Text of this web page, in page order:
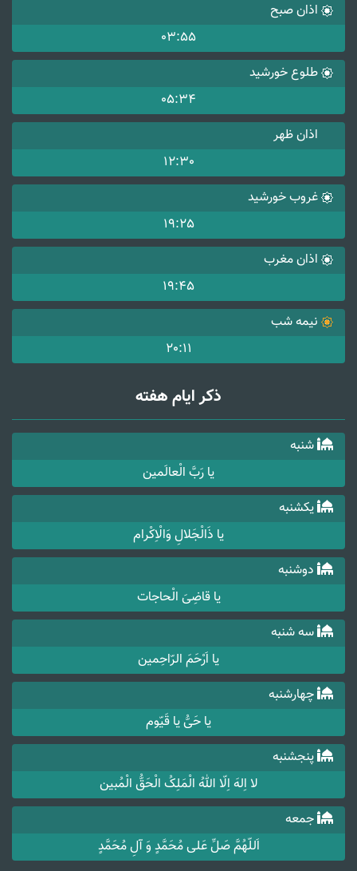
اذان صبح
03:55
طلوع خورشید
05:34
اذان ظهر
12:30
غروب خورشید
19:25
اذان مغرب
19:45
نیمه شب
20:11
ذکر ایام هفته
شنبه
یا رَبَّ الْعالَمین
یکشنبه
یا ذَالْجَلالِ وَالْاِکْرام
دوشنبه
یا قاضِیَ الْحاجات
سه شنبه
یا اَرْحَمَ الرّاحِمین
چهارشنبه
یا حَیُّ یا قَیّوم
پنجشنبه
لا اِلهَ اِلّا اللهُ الْمَلِکُ الْحَقُّ الْمُبین
جمعه
اَللّهُمَّ صَلِّ عَلی مُحَمَّدٍ وَ آلِ مُحَمَّدٍ